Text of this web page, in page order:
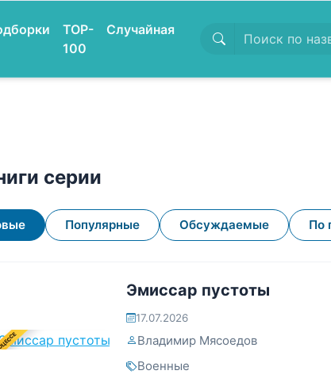
TOP-
100
Случайная
серии
Популярные Обсуждаемые По
Эмиссар пустоты
17.07.2026
Владимир Мясоедов
Военные